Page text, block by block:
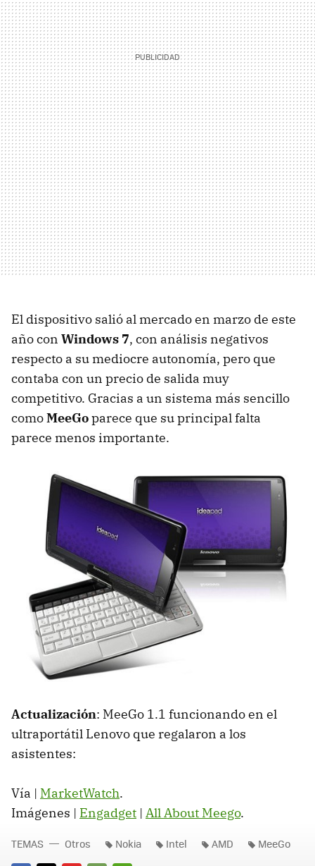
El dispositivo salió al mercado en marzo de este
año con Windows 7, con análisis negativos
respecto a su mediocre autonomía, pero que
contaba con un precio de salida muy
competitivo. Gracias a un sistema más sencillo
comoMeeGoparece que su principal falta
parece menos importante.
Actualización: MeeGo 1.1 funcionando en el
ultraportátil Lenovo que regalaron a los
asistentes:
Vía | MarketWatch.
Imágenes | Engadget | All About Meego.
TEMAS Otros Nokia Intel AMD MeeGo